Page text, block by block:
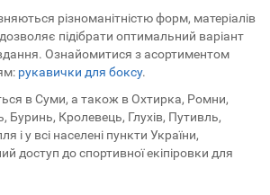
різноманітністю форм, матеріалів
підібрати оптимальний варіант
Ознайомитися з асортиментом
рукавички для боксу.
в Суми, а також в Охтирка, Ромни,
Буринь, Кролевець, Глухів, Путивль,
і у всі населені пункти України,
доступ до спортивної екіпіровки для